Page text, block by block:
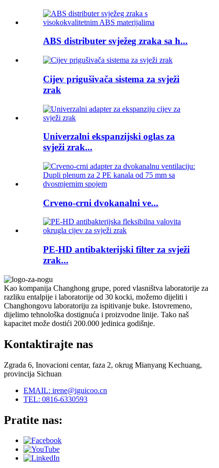
ABS distributer svježeg zraka sa h...
Cijev prigušivača sistema za svježi
zrak
Univerzalni ekspanzijski oglas za
svježi zrak...
Crveno-crni dvokanalni ve...
PE-HD antibakterijski filter za svježi
zrak...
Kao kompanija Changhong grupe, pored vlasništva laboratorije za
razliku entalpije i laboratorije od 30 kocki, možemo dijeliti i
Changhongovu laboratoriju za ispitivanje buke. Istovremeno,
dijelimo tehnološka dostignuća i proizvodne linije. Tako naš
kapacitet može dostići 200.000 jedinica godišnje.
Kontaktirajte nas
Zgrada 6, Inovacioni centar, faza 2, okrug Mianyang Kechuang,
provincija Sichuan
EMAIL: irene@iguicoo.cn
TEL: 0816-6330593
Pratite nas: